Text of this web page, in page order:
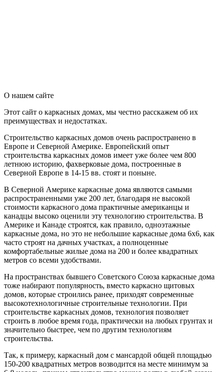
О нашем сайте
Этот сайт о каркасных домах, мы честно расскажем об их
преимуществах и недостатках.
Строительство каркасных домов очень распространено в
Европе и Северной Америке. Европейский опыт
строительства каркасных домов имеет уже более чем 800
летнюю историю, фахверковые дома, построенные в
Северной Европе в 14-15 вв. стоят и поныне.
В Северной Америке каркасные дома являются самыми
распространенными уже 200 лет, благодаря не высокой
стоимости каркасного дома практичные американцы и
канадцы высоко оценили эту технологию строительства. В
Америке и Канаде строятся, как правило, одноэтажные
каркасные дома, но это не небольшие каркасные дома 6х6, как
часто строят на дачных участках, а полноценные
комфортабельные жилые дома на 200 и более квадратных
метров со всеми удобствами.
На пространствах бывшего Советского Союза каркасные дома
тоже набирают популярность, вместо каркасно щитовых
домов, которые строились ранее, приходят современные
высокотехнологичные строительные технологии. При
строительстве каркасных домов, технология позволяет
строить в любое время года, практически на любых грунтах и
значительно быстрее, чем по другим технологиям
строительства.
Так, к примеру, каркасный дом с мансардой общей площадью
150-200 квадратных метров возводится на месте минимум за